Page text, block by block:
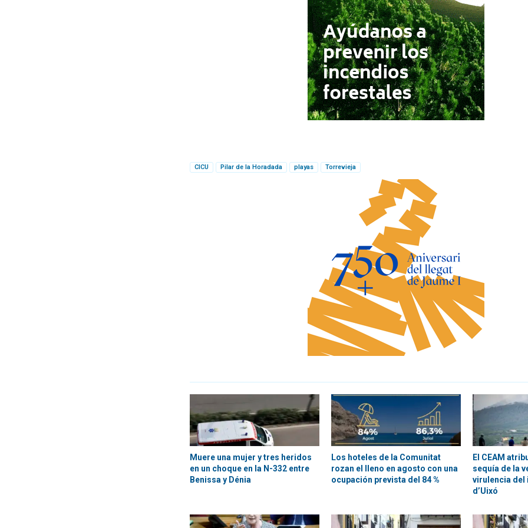
CICU Pilar de la Horadada playas Torrevieja
Muere una mujer y tres heridos
en un choque en la N-332 entre
Benissa y Dénia
Los hoteles de la Comunitat
rozan el lleno en agosto con una
ocupación prevista del 84 %
El CEAM
sequía de la
virulencia del
d’Uixó